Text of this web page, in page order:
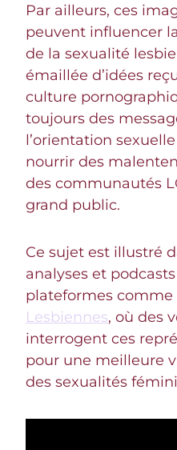
Par ailleurs, ces
peuvent influencer
de la sexualité
émaillée d’idées
culture
toujours des
l’orientation
nourrir des
des communautés
grand public.
Ce sujet est illustré
analyses et
plateformes comme
Lesbiennes, où des
interrogent ces
pour une meilleure
des sexualités